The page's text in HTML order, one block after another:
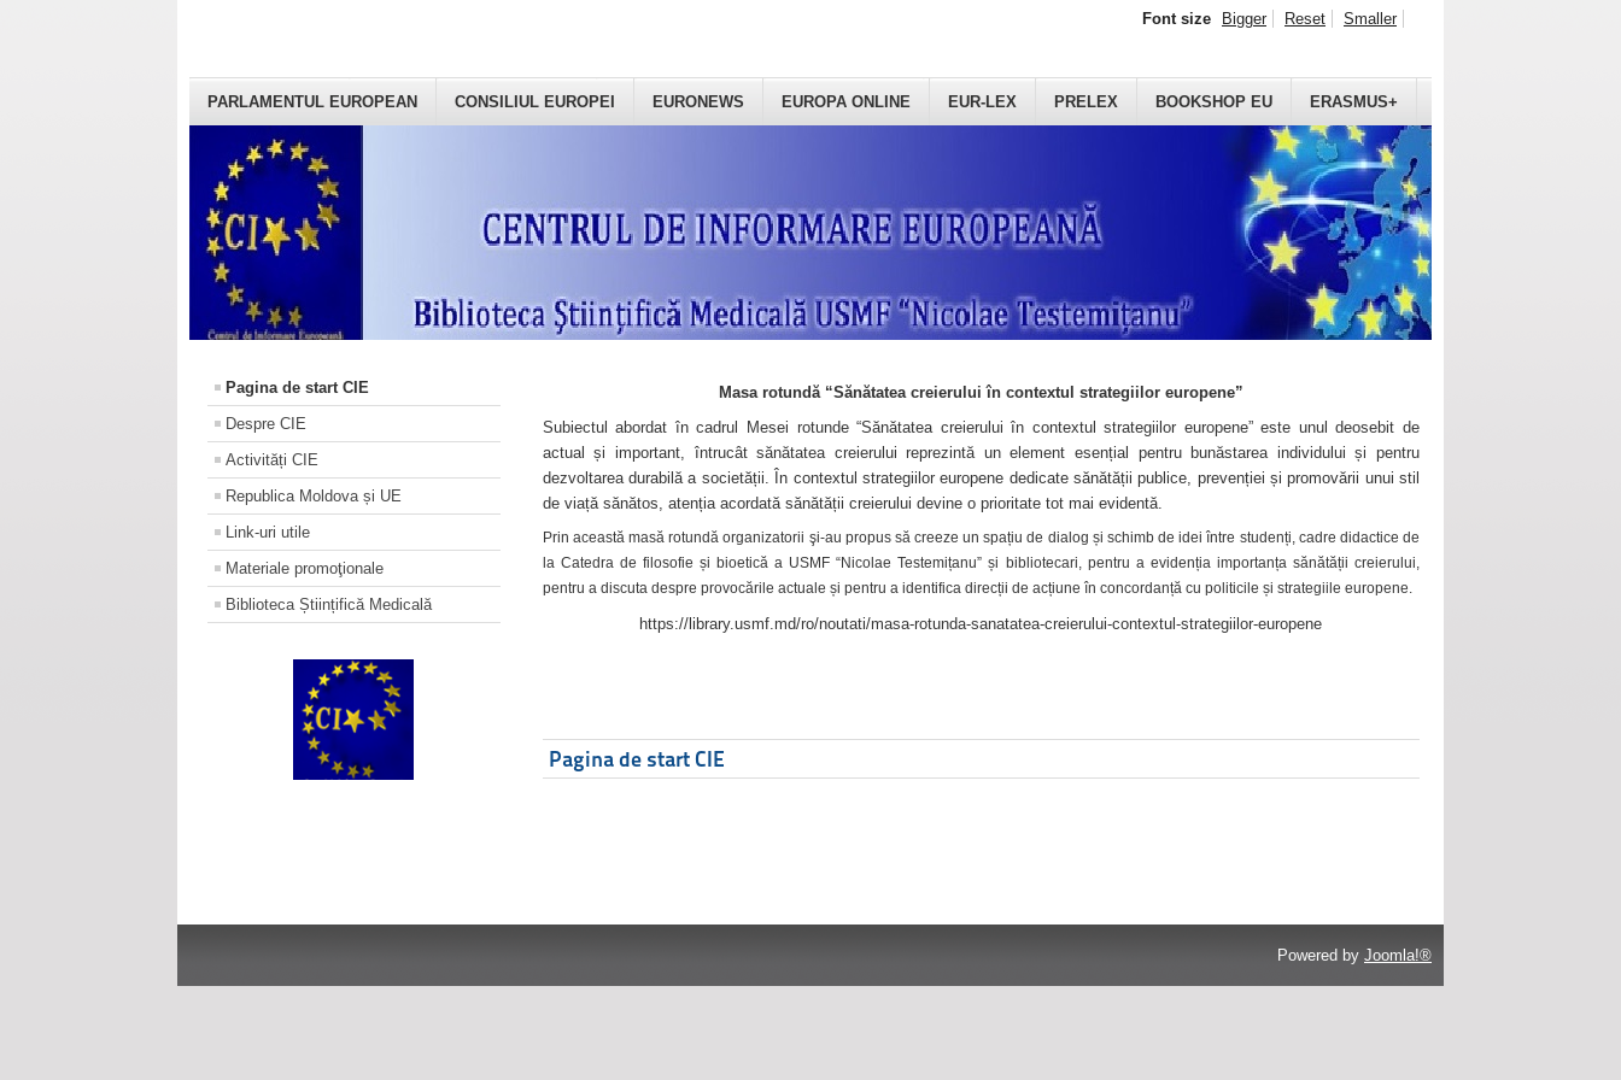
PARLAMENTUL EUROPEAN CONSILIUL EUROPEI EURONEWS EUROPA ONLINE EUR-LEX PRELEX BOOKSHOP EU ERASMUS+
Font size Bigger Reset Smaller
Pagina de start CIE
Despre CIE
Activități CIE
Republica Moldova și UE
Link-uri utile
Materiale promoţionale
Biblioteca Științifică Medicală
Masa rotundă “Sănătatea creierului în contextul strategiilor europene”
Subiectul abordat în cadrul Mesei rotunde “Sănătatea creierului în contextul strategiilor europene” este unul deosebit de
actual și important, întrucât sănătatea creierului reprezintă un element esențial pentru bunăstarea individului și pentru
dezvoltarea durabilă a societății. În contextul strategiilor europene dedicate sănătății publice, prevenției și promovării unui stil
de viață sănătos, atenția acordată sănătății creierului devine o prioritate tot mai evidentă.
Prin această masă rotundă organizatorii şi-au propus să creeze un spațiu de dialog și schimb de idei între studenți, cadre didactice de
la Catedra de filosofie și bioetică a USMF “Nicolae Testemițanu” și bibliotecari, pentru a evidenția importanța sănătății creierului,
pentru a discuta despre provocările actuale și pentru a identifica direcții de acțiune în concordanță cu politicile și strategiile europene.
https://library.usmf.md/ro/noutati/masa-rotunda-sanatatea-creierului-contextul-strategiilor-europene
Pagina de start CIE
Powered by Joomla!®